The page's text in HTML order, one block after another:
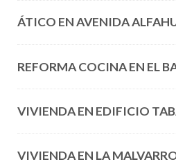
ÁTICO EN AVENIDA
REFORMA COCINA EN EL
VIVIENDA EN EDIFICIO
VIVIENDA EN LA